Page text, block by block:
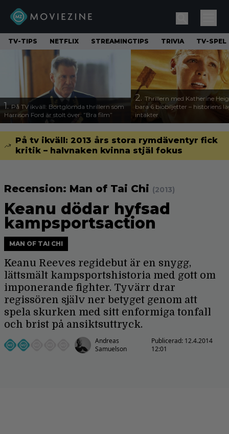
TV-TIPS NETFLIX STREAMINGTIPS TRIVIA TV-SPEL
1. På TV ikväll: Bortglömda thrillern som
Harrison Ford är stolt över: ”Bra film”
2. Thrillern med Katherine
bara 6 biobiljetter – historiens
intäkter
På tv ikväll: 2013 års stora rymdäventyr fick
kritik – halvnaken kvinna stjäl fokus
Recension: Man of Tai Chi (2013)
Keanu dödar hyfsad
kampsportsaction
MAN OF TAI CHI
Keanu Reeves regidebut är en snygg,
lättsmält kampsportshistoria med gott om
imponerande fighter. Tyvärr drar
regissören själv ner betyget genom att
spela skurken med sitt enformiga tonfall
och brist på ansiktsuttryck.
Andreas
Samuelson
Publicerad: 12.4.2014
12:01